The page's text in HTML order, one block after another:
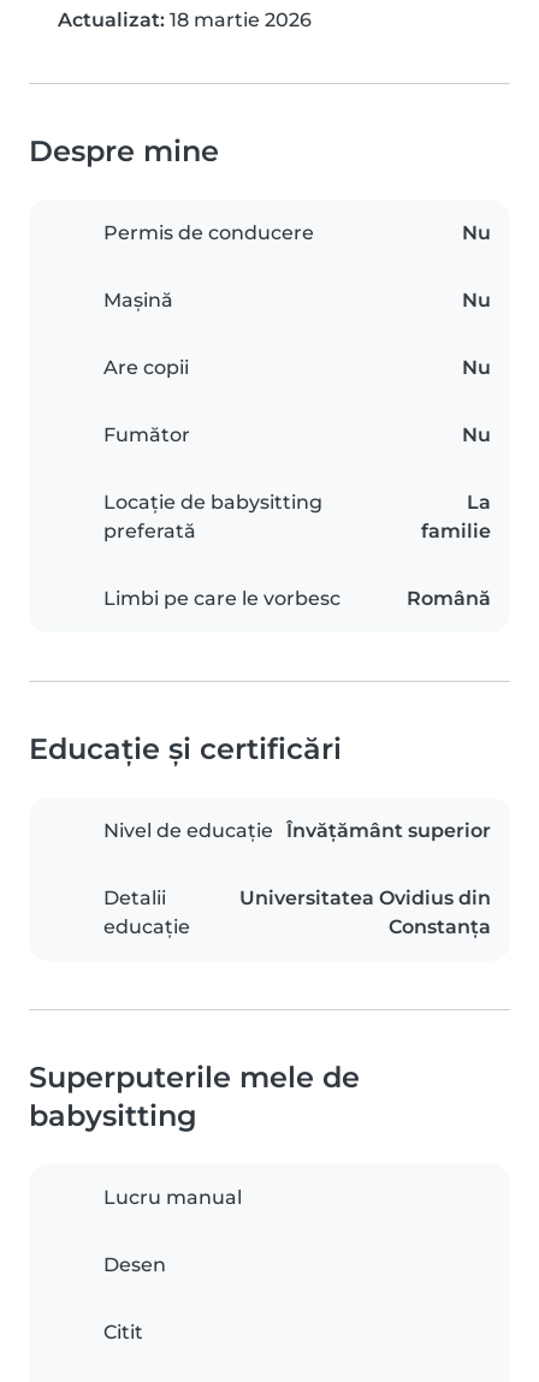
Actualizat: 18 martie 2026
Despre mine
Permis de conducere Nu
Mașină Nu
Are copii Nu
Fumător Nu
Locație de babysitting
preferată
La
familie
Limbi pe care le vorbesc Română
Educație și certificări
Nivel de educație Învățământ superior
Detalii
educație
Universitatea Ovidius din
Constanța
Superputerile mele de
babysitting
Lucru manual
Desen
Citit